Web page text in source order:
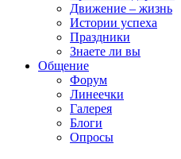
Движение – жизнь
Истории успеха
Праздники
Знаете ли вы
Общение
Форум
Линеечки
Галерея
Блоги
Опросы